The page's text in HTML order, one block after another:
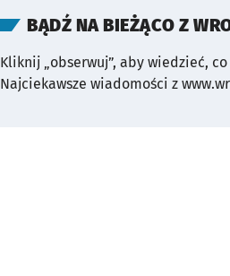
BĄDŹ NA BIEŻĄCO Z
Kliknij „obserwuj”, aby wiedzieć,
Najciekawsze wiadomości z